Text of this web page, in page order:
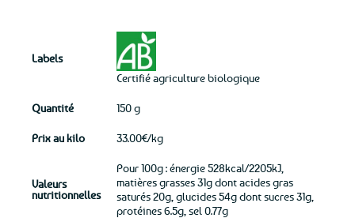
Labels
Certifié agriculture biologique
Quantité 150 g
Prix au kilo 33.00€/kg
Valeurs
nutritionnelles
Pour 100g : énergie 528kcal/2205kJ,
matières grasses 31g dont acides gras
saturés 20g, glucides 54g dont sucres 31g,
protéines 6.5g, sel 0.77g